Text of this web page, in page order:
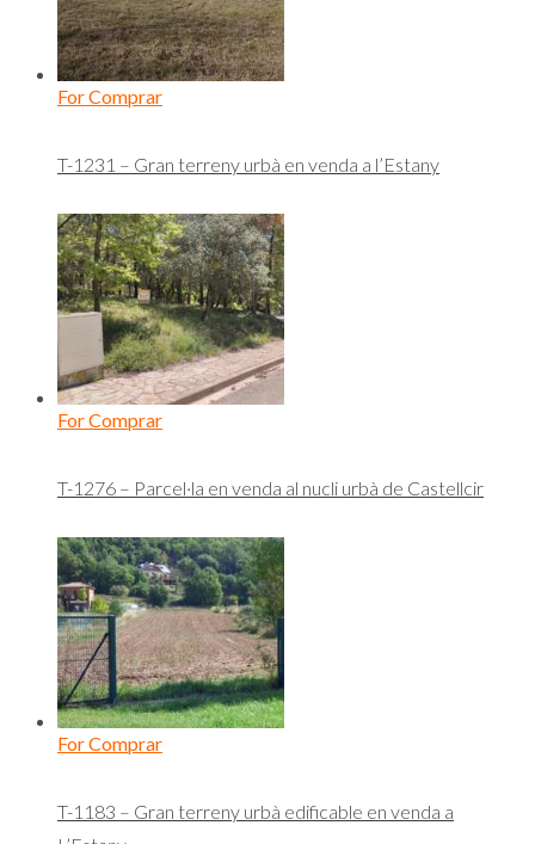
For Comprar
T-1231 – Gran terreny urbà en venda a l’Estany
For Comprar
T-1276 – Parcel·la en venda al nucli urbà de Castellcir
For Comprar
T-1183 – Gran terreny urbà edificable en venda a